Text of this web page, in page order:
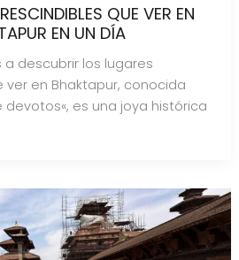
QUE VER EN
EN UN DÍA
descubrir los lugares
ver en Bhaktapur, conocida
devotos«, es una joya histórica